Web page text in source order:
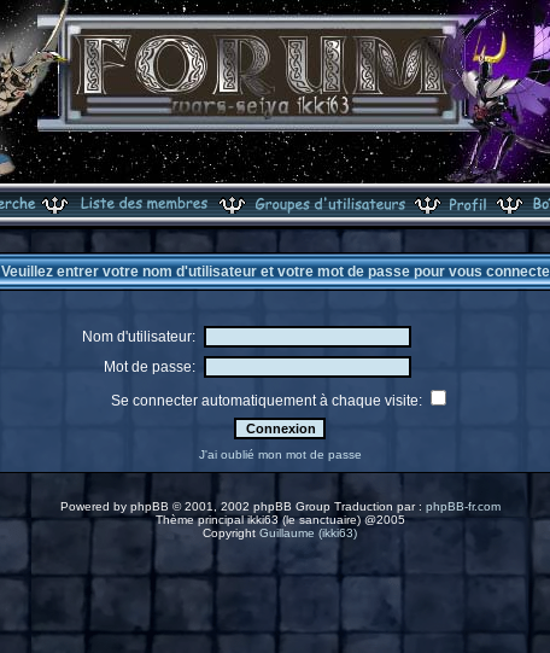
Veuillez entrer votre nom d'utilisateur et votre mot de passe pour vous
Nom d'utilisateur:
Mot de passe:
Se connecter automatiquement à chaque visite:
J'ai oublié mon mot de passe
Powered by phpBB © 2001, 2002 phpBB Group Traduction par : phpBB-fr.com
Thème principal ikki63 (le sanctuaire) @2005
Copyright Guillaume (ikki63)